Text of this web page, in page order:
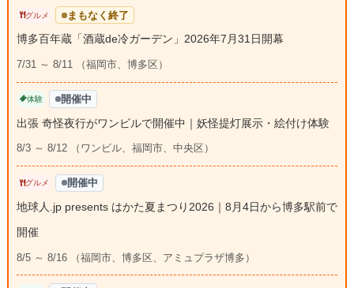
グルメ まもなく終了
博多百年蔵「酒蔵de冷ガーデン」2026年7月31日開幕
7/31 ～ 8/11 （福岡市、博多区）
体験 開催中
出張 奇怪夜行がワンビルで開催中｜妖怪提灯展示・絵付け体験
8/3 ～ 8/12 （ワンビル、福岡市、中央区）
グルメ 開催中
地球人.jp presents はかた夏まつり2026｜8月4日から博多駅前で
開催
8/5 ～ 8/16 （福岡市、博多区、アミュプラザ博多）